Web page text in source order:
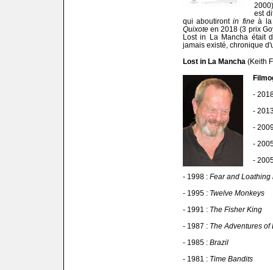
est
qui aboutirontin fineà la
Quixoteen 2018 (3 prix
Lost in La Mancha était
jamais existé, chronique
Lost in La Mancha (Keith
-
-
-
-
-
- 1998 : Fear and Loathing
- 1995 : Twelve Monkeys
- 1991 : The Fisher King
- 1987 : The Adventures
- 1985 : Brazil
- 1981 : Time Bandits